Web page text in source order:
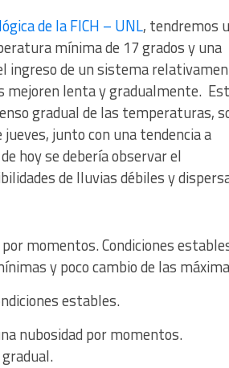
de la FICH – UNL, tendremos
mínima de 17 grados y una
ingreso de un sistema
mejoren lenta y gradualmente.
gradual de las temperaturas,
junto con una tendencia a
hoy se debería observar el
de lluvias débiles y
momentos. Condiciones
y poco cambio de las
estables.
nubosidad por momentos.